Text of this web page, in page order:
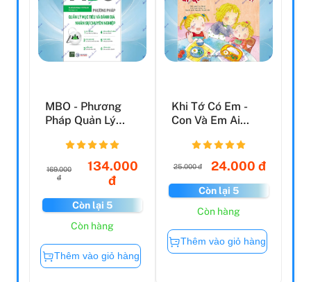
MBO - Phương
Pháp Quản Lý
Giá Nhâ...
169.000
đ
134.000
đ
Còn lại 5
Còn hàng
Thêm vào giỏ hàng
Khi Tớ Có Em -
Con Và Em Ai
25.000 đ 24.000 đ
Còn lại 5
Còn hàng
Thêm vào giỏ hàng